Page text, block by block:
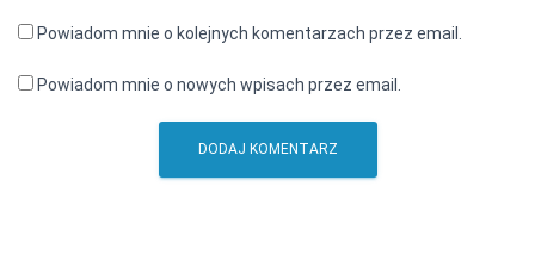
Powiadom mnie o kolejnych komentarzach przez email.
Powiadom mnie o nowych wpisach przez email.